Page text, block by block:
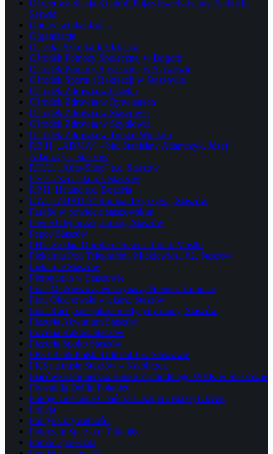
Okręgowa Stacja Kontroli Pojazdów Rytwiany, Sadłocha
Serwis
Opony, wulkanizacja
Organizacje
Osiecka Szkółka Jeździecka
Ośrodek Pomocy Społecznej w Bogorii
Ośrodek Pomocy Społecznej w Staszowie
Ośrodek Sportu i Rekreacji w Staszowie
Ośrodek Zdrowia w Osieku
Ośrodek Zdrowia w Rytwianach
Ośrodek Zdrowia w Staszowie
Ośrodek Zdrowia w Szydłowie
Ośrodek Zdrowia w Tursku Wielkim
P.B.H. „ADMA” – bis, Stanisław Adamczyk, Józef
Adamczyk, Staszów
P.H.U. „Auto-Shop” s.c. Staszów
P.H.U. Szostakdruk Staszów
P.P.H. Haland s.c. Bogoria
P.W. „IZOBUD” Romuald Zgrzywa, Staszów
Parafie w powiecie staszowskim
Paweł Olejniczak, urolog, Staszów
Pepco Staszów
PHU Zakład Obróbki Drewna Tartak Mostki
Piekarnia Pod Telegrafem, Mickiewicza 62, Staszów
Piekarnie Staszów
Pierogarnia w Staszowie
Piotr Markiewicz, weterynarz, Połaniec Łubnice
Piotr Olechowski – lekarz, Staszów
Piotr Roch, specjalista medycyny pracy, Staszów
Pizzeria Akwarium Staszów
Pizzeria Kaktus Staszów
Pizzeria Spoko Staszów
PKO Bank Polski Oddział 1 w Staszowie
PKS na trasie Staszów – Kołobrzeg
Placówka Partnerska Banku Zachodniego WBK w Staszowie
Pływalnia Delfin Połaniec
Pokoje Gościnne Chańcza Urszula i Błażej Olczak
Policja
Polityka prywatności
Polprzem Sp. z o.o. Połaniec
Pomoc społeczna